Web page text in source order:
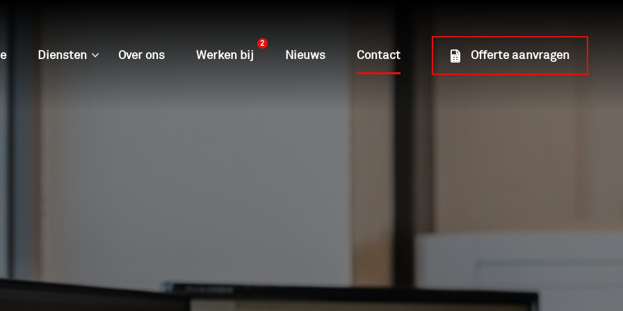
Diensten Over ons Werken bij
2
Nieuws Contact Offerte aanvragen